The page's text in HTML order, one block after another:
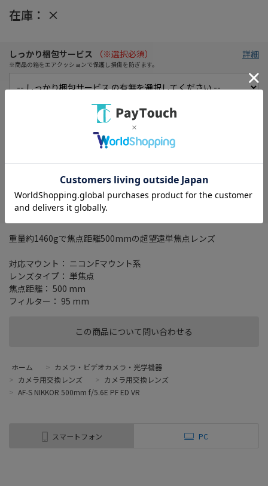
在庫： ×
この商品について問い合わせる
しっかり梱包サービス （※選択必須）
※商品の箱をエアクッションで保護し損傷を防ぎます。
詳細
初期不良保証期間延長サービス
※1か月に延長！買ってすぐに使えなくても安心！
在庫がありません
お気に入り
重量約1460gで焦点距離500mmの超望遠単焦点レンズ
対応マウント： ニコンFマウント系
レンズタイプ： 単焦点
焦点距離： 500 mm
フィルター： 95 mm
ホーム > カメラ・ビデオカメラ・光学機器
> カメラ用交換レンズ > カメラ用交換レンズ
> AF-S NIKKOR 500mm f/5.6E PF ED VR
スマートフォン PC